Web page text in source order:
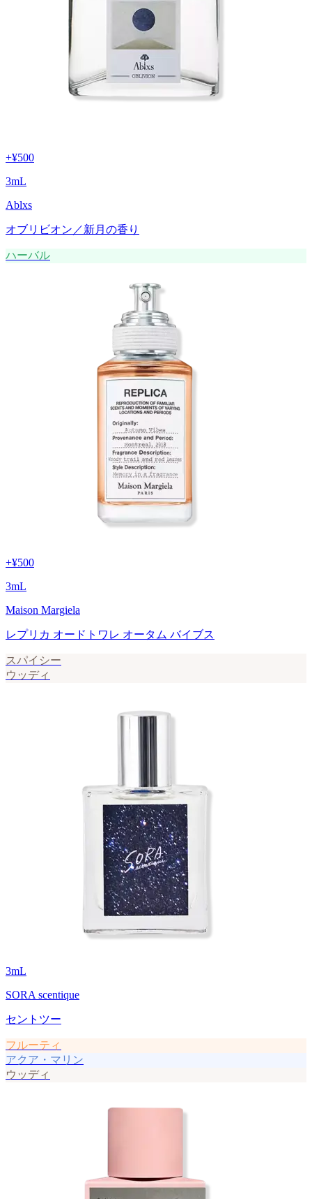
+¥500
3mL
Ablxs
オブリビオン／新月の香り
ハーバル
+¥500
3mL
Maison Margiela
レプリカ オードトワレ オータム バイブス
スパイシー
ウッディ
3mL
SORA scentique
セントツー
フルーティ
アクア・マリン
ウッディ